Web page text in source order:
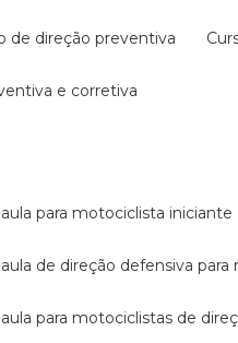
de direção preventiva
e corretiva
aula para motociclista iniciante
aula de direção defensiva
aula para motociclistas de